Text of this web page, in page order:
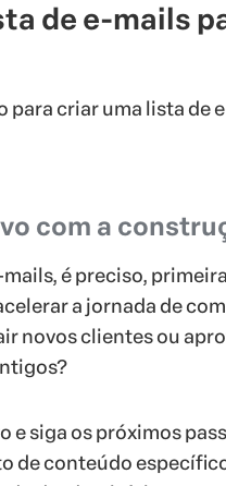
de e-mails
para criar uma lista de
com a
é preciso,
a jornada de
novos clientes ou
e siga os próximos
de conteúdo